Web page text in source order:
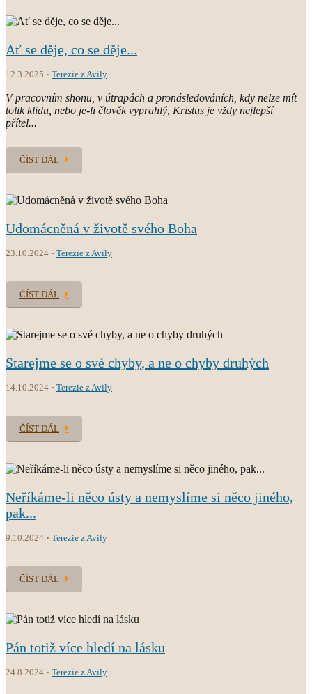
Ať se děje, co se děje...
12.3.2025 Terezie z Avily
V pracovním shonu, v útrapách a pronásledováních, kdy nelze mít
tolik klidu, nebo je-li člověk vyprahlý, Kristus je vždy nejlepší
přítel...
ČÍST DÁL
Udomácněná v životě svého Boha
23.10.2024 Terezie z Avily
ČÍST DÁL
Starejme se o své chyby, a ne o chyby druhých
14.10.2024 Terezie z Avily
ČÍST DÁL
Neříkáme-li něco ústy a nemyslíme si něco jiného,
pak...
9.10.2024 Terezie z Avily
ČÍST DÁL
Pán totiž více hledí na lásku
24.8.2024 Terezie z Avily